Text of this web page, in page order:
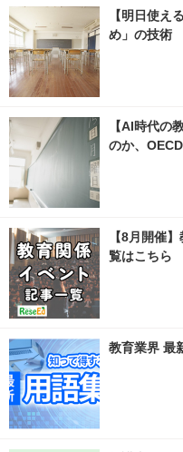
【明日使え
め」の技術
【AI時代の
のか、
【8月開催
覧はこちら
教育業界 最